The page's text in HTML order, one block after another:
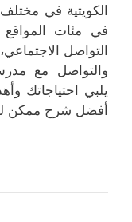
الكويتية في
في مئات المواقع
التواصل
والتواصل مع
يلبي احتياجاتك
أفضل شرح ممكن